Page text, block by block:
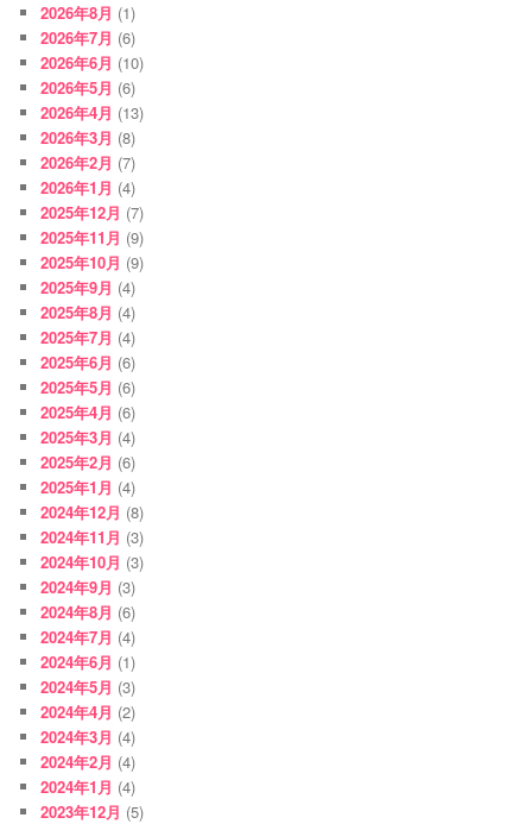
2026年8月 (1)
2026年7月 (6)
2026年6月 (10)
2026年5月 (6)
2026年4月 (13)
2026年3月 (8)
2026年2月 (7)
2026年1月 (4)
2025年12月 (7)
2025年11月 (9)
2025年10月 (9)
2025年9月 (4)
2025年8月 (4)
2025年7月 (4)
2025年6月 (6)
2025年5月 (6)
2025年4月 (6)
2025年3月 (4)
2025年2月 (6)
2025年1月 (4)
2024年12月 (8)
2024年11月 (3)
2024年10月 (3)
2024年9月 (3)
2024年8月 (6)
2024年7月 (4)
2024年6月 (1)
2024年5月 (3)
2024年4月 (2)
2024年3月 (4)
2024年2月 (4)
2024年1月 (4)
2023年12月 (5)